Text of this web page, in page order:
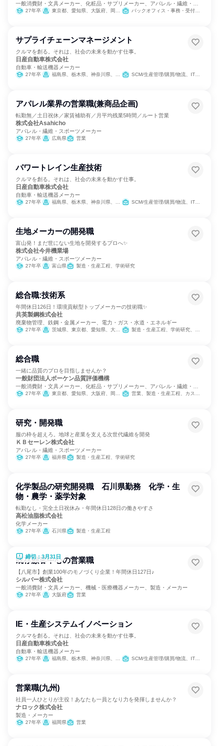
一般消費財・文具メーカー、化粧品・サプリメーカー、アパレル・繊維・ス
ポーツメーカー
27年卒 東京都、愛知県、大阪府、岡山県 バックオフィス・事務・受付、営業、製造・生産工程、カスタマーサクセス
サプライチェーンマネージメント
クルマを創る。それは、社会の未来を動かす仕事。
日産自動車株式会社
自動車・輸送機器メーカー
27年卒 福島県、栃木県、神奈川県、福岡県 SCM/生産管理/購買/物流、IT、製造・生産工程
アパレル業界の営業職(兼商品企画)
転勤無／土日祝休／家賃補助有／月平均残業5時間／ルート営業
株式会社Asahicho
アパレル・繊維・スポーツメーカー
27年卒 広島県 営業
パワートレイン生産技術
クルマを創る。それは、社会の未来を動かす仕事。
日産自動車株式会社
自動車・輸送機器メーカー
27年卒 福島県、栃木県、神奈川県、福岡県 SCM/生産管理/購買/物流、IT、製造・生産工程
生地メーカーの開発職
富山発！まだ世にない生地を開発するプロへ✨
株式会社今井機業場
アパレル・繊維・スポーツメーカー
27年卒 富山県 製造・生産工程、学術研究
総合職:技術系
年間休日126日！環境貢献型トップメーカーの技術職✨
共英製鋼株式会社
廃棄物管理、鉄鋼・金属メーカー、電力・ガス・水道・エネルギー
27年卒 茨城県、東京都、愛知県、大阪府、山口県 製造・生産工程、学術研究、営業、カスタマーサクセス、SCM/生産管理/購買/物流
総合職
一緒に品質のプロを目指しませんか？
一般財団法人ボーケン品質評価機構
一般消費財・文具メーカー、化粧品・サプリメーカー、アパレル・繊維・ス
ポーツメーカー
27年卒 東京都、愛知県、大阪府、岡山県 営業、製造・生産工程、カスタマーサクセス
研究・開発職
服の枠を超えろ。地球と産業を支える次世代繊維を開発
ＫＢセーレン株式会社
アパレル・繊維・スポーツメーカー
27年卒 福井県 製造・生産工程、学術研究
化学製品の研究開発職 石川県勤務 化学・生
物・農学・薬学対象
転勤なし・完全土日祝休み・年間休日128日の働きやすさ
高松油脂株式会社
化学メーカー
27年卒 石川県 製造・生産工程
締切：3月31日
既存顧客中心の営業職
【八尾市】創業100年のモノづくり企業！年間休日127日♪
シルバー株式会社
一般消費財・文具メーカー、機械・医療機器メーカー、製造・メーカー
27年卒 大阪府 営業
IE・生産システムイノベーション
クルマを創る。それは、社会の未来を動かす仕事。
日産自動車株式会社
自動車・輸送機器メーカー
27年卒 福島県、栃木県、神奈川県、福岡県 SCM/生産管理/購買/物流、IT、製造・生産工程
営業職(九州)
社員一人ひとりが主役！あなたも一員となり力を発揮しませんか？
ナロック株式会社
製造・メーカー
27年卒 福岡県 営業